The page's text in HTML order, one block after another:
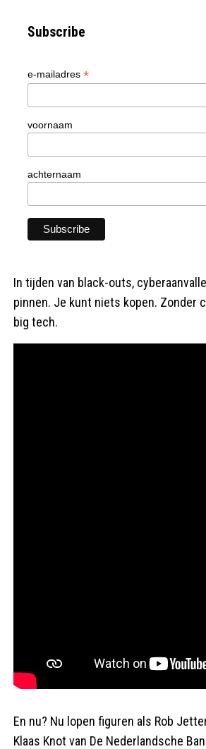
Subscribe
e-mailadres *
voornaam
achternaam
In tijden van black-outs,
pinnen. Je kunt niets kopen. Zonder
big tech.
En nu? Nu lopen figuren als Rob
Klaas Knot van De Nederlandsche